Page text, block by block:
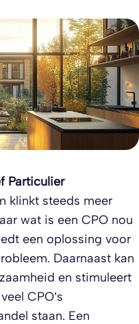
Particulier
klinkt steeds meer
wat is een CPO nou
een oplossing voor
Daarnaast kan
en stimuleert
CPO’s
staan. Een